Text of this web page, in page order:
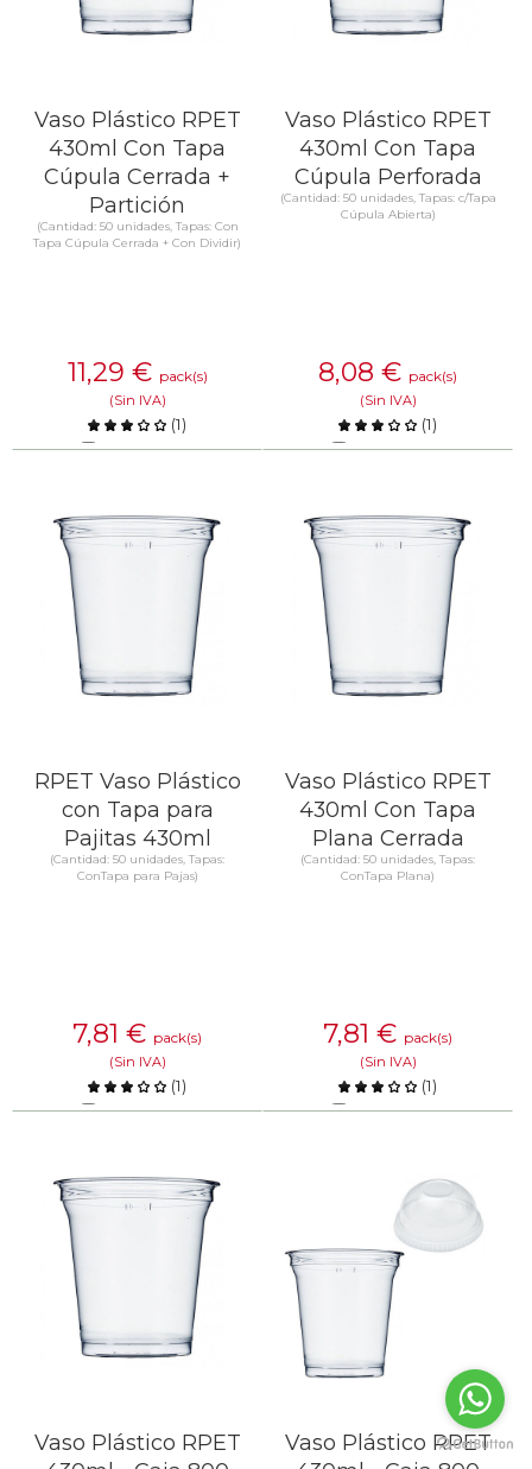
Vaso Plástico RPET
430ml Con Tapa
Cúpula Cerrada +
Partición
(Cantidad: 50 unidades, Tapas: Con
Tapa Cúpula Cerrada + Con Dividir)
11,29 € pack(s)
(Sin IVA)
(1)
Comparar
Vaso Plástico RPET
430ml Con Tapa
Cúpula Perforada
(Cantidad: 50 unidades, Tapas: c/Tapa
Cúpula Abierta)
8,08 € pack(s)
(Sin IVA)
(1)
Comparar
RPET Vaso Plástico
con Tapa para
Pajitas 430ml
(Cantidad: 50 unidades, Tapas:
ConTapa para Pajas)
7,81 € pack(s)
(Sin IVA)
(1)
Comparar
Vaso Plástico RPET
430ml Con Tapa
Plana Cerrada
(Cantidad: 50 unidades, Tapas:
ConTapa Plana)
7,81 € pack(s)
(Sin IVA)
(1)
Comparar
Vaso Plástico RPET
Vaso Plástico RPET